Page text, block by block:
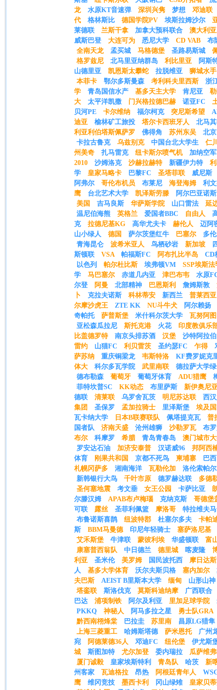
龙
水原KT音速弹 深圳兴隽 梦想
邓迪联
代
格林斯比 德国学院PV 埃斯拉姆沙尔
莱德联
兰斯干拿 加拿大预科联合
澳大利
威斯巴登
大连可为 悉尼大学 CD VAB
布
全南天龙
孟买城 马格德堡 圣路易斯城
格罗兹尼
北马里亚纳群岛 利比里亚
阿斯
山德里亚
凯恩斯太攀蛇 拉脱维亚
狮城水手
本菲卡
鄂尔多斯曼森 考利科夫里西斯
浙
学
青岛国信水产 基多天主大学 肯尼亚
大
太平洋凯撒 门兴格拉德巴赫 诺亚FC
贝河PE
卡尔维纳 福尔柯克 突尼斯希望
迪亚
榆林矿工旅投 塔尔卡西班牙人
北马
利亚利伯塔斯佩萨罗
佛得角 苏州东吴
北
卡拉古鲁克
乌兹别克 中国台北大学生
仁
州美奇
扎马雷克 纽卡斯尔喷气机
加纳空军
2010
沙姆洛克 沙赫拉赫特 新疆伊力特
学
皇家马略卡 巴黎FC 圣塔菲联
威尼斯
阿弗尔
哥伦布机员 布莱尼 海登海姆
利
鹰
台北艺术大学 凯泽斯劳滕
阿尔巴亚诺
美国
吉马良斯 华萨斯学院 山口雷法
延
温尼伯海熊
英格兰 爱国者BBC 自由人
克
拉德尼基KG 高华尤夫卡 赫伦人
迈阿
山小绿人
德国 萨尔茨堡红牛 巴塞尔
多
青海昆仑
波希米亚人 鸟栖砂岩 新加坡
斯顿联
VSA 帕福斯FC 阿布扎比半岛
CD
以色列
帕尔杜比斯 埃弗顿VM
SSP埃斯法
学
马巴塞尔 赤道几内亚 津巴布韦
水原
尔登
阿曼 北部精神 巴恩斯利 詹姆斯敦
卜
克拉夫诺斯 科林蒂安 新西兰
普莱西亚
尔摩沙虎王
ZTE KK NU斗牛犬
阿尔赖扬
奇帕托
萨普斯堡 米什科尔茨大学
瓦努阿图
亚松森瓜拉尼
斯托克港 火花
印度教俱乐
比盖德罗特
南京头排苏酒 汉堡
沙特阿拉伯
雷约
山猫FC 利贝雷茨 圣约瑟FC 乍得
萨苏纳
重庆铜梁龙 韦斯特洛
KF费罗妮克
体大
科尔多瓦学院 武里南联
德拉萨大学
德布勒森
葡萄牙 葡萄牙体育 ADU猎鹰
菲特坎普SC
KK动态 布里萨斯
新伊奥尼
德联
清莱联 乌罗舍瓦茨 明尼苏达联
西
集团
圣保罗 孟加拉骑士 里泽斯堡
埃及
瓦卡纳大学
日本B联赛联队 佩塔提克瓦
普
国者队
济南天盛 沧州雄狮 沙勒罗瓦
布
布尔
科摩罗 希腊 青岛青春岛
澳门城市
罗安达石油
加济安泰普 汉诺威96
邦阿西
体育
刚果共和国 京都不死鸟 柬埔寨
巴
札幌冈萨多
湘南海洋 瓦勒伦加
洛伦索帕
新韩银行大鸟
千叶市原 德罗赫达联
多德
圣何塞地震
考文垂 女王公园 卡萨比亚
尔滕汉姆
APAB布卢梅瑙 克纳克斯
哥德堡
可联
露丝 圣菲利佩篮 摩洛哥
特拉维夫
布鲁诺斯喜鹊
纽波特郡 杜塞尔多夫
卡帕
斯
BBM马曼德 印尼年轻骑士
塞萨洛尼基
艾禾斯堡
牛津联 蒙彼利埃 华盛顿联
富
康塞普西翁队
中日德兰 德里城 喀麦隆
利亚
圣米伦 美罗姆 国民波托西
摩日达
人
基多大学体育 沃尔夫斯贝格 塞内加尔
夫巴斯
AEIST B里斯本大学 缅甸
山形山神
塔銮联
斯洛伐克 莫斯科迪纳摩
广西联合
巴达
浦项制铁 阿尔及利亚 里加足球学院
PKKQ
神秘人 阿马多拉之星
勇士队GRA
黔西南栩烽棠
巴拉圭 苏里南
昌原LG猎隼
上海三菱重工
哈姆斯塔德 萨米恩托
广州
宛
阿德莱德36人 邓迪FC 纽伦堡
伊尤斯
城
斯图加特 尤尔加登 委内瑞拉
瓜萨维
厦门诚毅
皇家埃斯特利 青岛队 哈茨
新
州客家
瓦迪格拉 昂热 阿根廷青年人
鹰
维冈竞技 墨西卡利 冈山绿雉
皇家贝